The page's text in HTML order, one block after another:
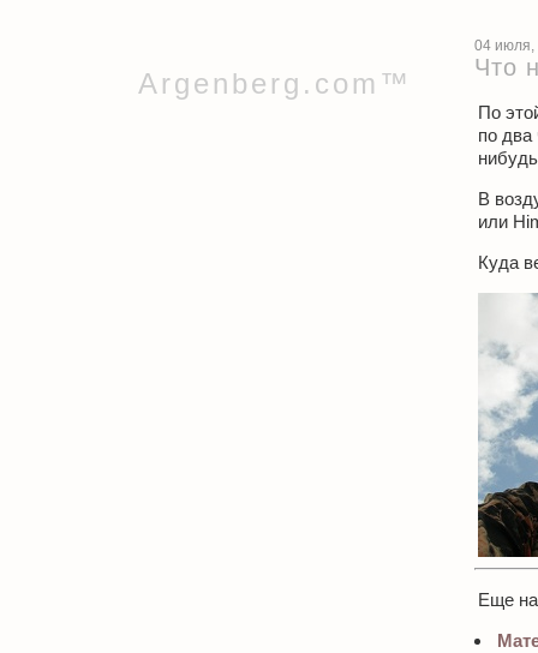
Argenberg.com™
04 июля,
Что
По
по два
В
или
Куда
Еще